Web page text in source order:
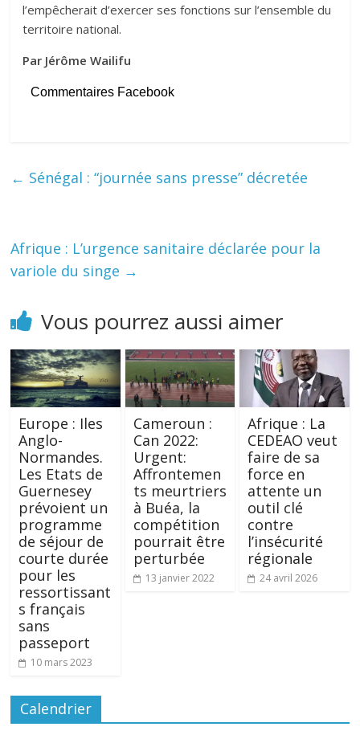
l’empêcherait d’exercer ses fonctions sur l’ensemble du
territoire national.
Par Jérôme Wailifu
Commentaires Facebook
← Sénégal : “journée sans presse” décretée
Afrique : L’urgence sanitaire déclarée pour la
variole du singe →
Vous pourrez aussi aimer
Europe : Iles
Anglo-
Normandes.
Les Etats de
Guernesey
prévoient un
programme
de séjour de
courte durée
pour les
ressortissant
s français
sans
passeport
10 mars 2023
Cameroun :
Can 2022:
Urgent:
Affrontemen
ts meurtriers
à Buéa, la
compétition
pourrait être
perturbée
13 janvier 2022
Afrique : La
CEDEAO veut
faire de sa
force en
attente un
outil clé
contre
l’insécurité
régionale
24 avril 2026
Calendrier